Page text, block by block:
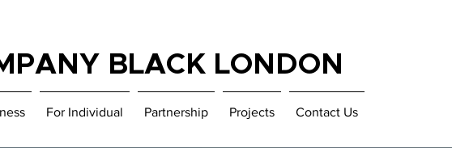
BLACK LONDON
For Individual Partnership Projects Contact Us